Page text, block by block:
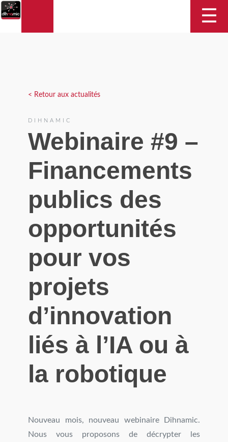
DIHNAMIC
☰
< Retour aux actualités
DIHNAMIC
Webinaire #9 –
Financements
publics des
opportunités
pour vos
projets
d’innovation
liés à l’IA ou à
la robotique
Nouveau mois, nouveau webinaire Dihnamic.
Nous vous proposons de décrypter les